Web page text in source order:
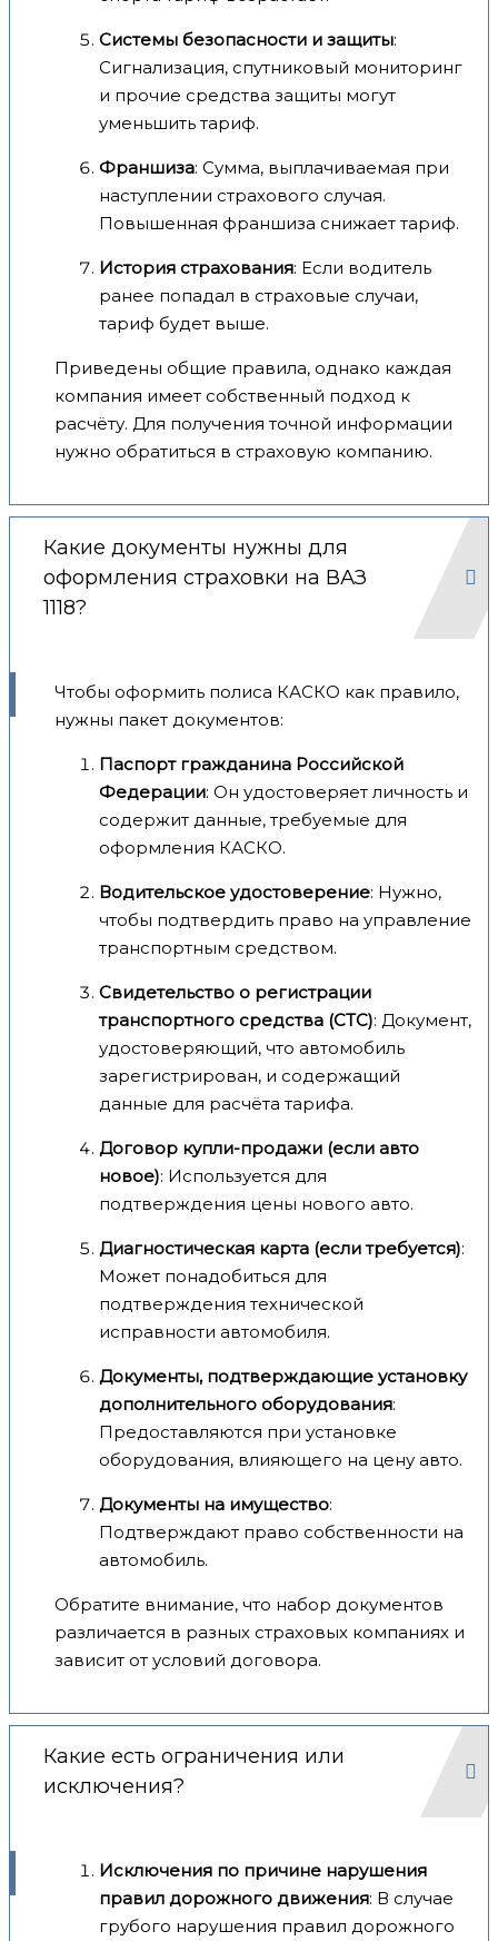
Системы безопасности и защиты:
Сигнализация, спутниковый мониторинг
и прочие средства защиты могут
уменьшить тариф.
Франшиза: Сумма, выплачиваемая при
наступлении страхового случая.
Повышенная франшиза снижает тариф.
История страхования: Если водитель
ранее попадал в страховые случаи,
тариф будет выше.
Приведены общие правила, однако каждая
компания имеет собственный подход к
расчёту. Для получения точной информации
нужно обратиться в страховую компанию.
Какие документы нужны для
оформления страховки на ВАЗ
1118?
Чтобы оформить полиса КАСКО как правило,
нужны пакет документов:
Паспорт гражданина Российской
Федерации: Он удостоверяет личность и
содержит данные, требуемые для
оформления КАСКО.
Водительское удостоверение: Нужно,
чтобы подтвердить право на управление
транспортным средством.
Свидетельство о регистрации
транспортного средства (СТС): Документ,
удостоверяющий, что автомобиль
зарегистрирован, и содержащий
данные для расчёта тарифа.
Договор купли-продажи (если авто
новое): Используется для
подтверждения цены нового авто.
Диагностическая карта (если требуется):
Может понадобиться для
подтверждения технической
исправности автомобиля.
Документы, подтверждающие установку
дополнительного оборудования:
Предоставляются при установке
оборудования, влияющего на цену авто.
Документы на имущество:
Подтверждают право собственности на
автомобиль.
Обратите внимание, что набор документов
различается в разных страховых компаниях и
зависит от условий договора.
Какие есть ограничения или
исключения?
Исключения по причине нарушения
правил дорожного движения: В случае
грубого нарушения правил дорожного